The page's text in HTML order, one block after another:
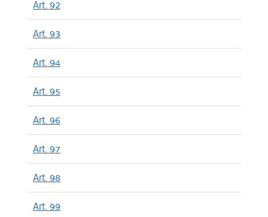
Art. 92
Art. 93
Art. 94
Art. 95
Art. 96
Art. 97
Art. 98
Art. 99